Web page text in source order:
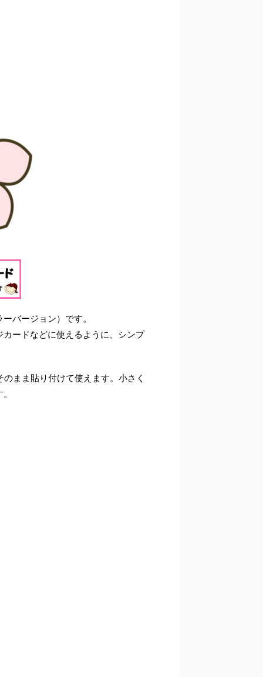
バージョン）です。
ードなどに使えるように、シンプ
まま貼り付けて使えます。小さく